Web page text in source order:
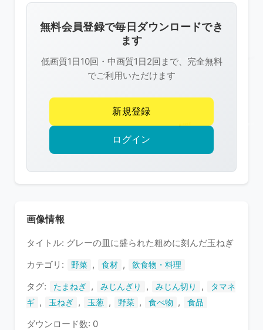
像
は
R-
FREE
作
権
護
い
ま
無料会員登録で毎日ダウンロードでき
ます
低画質1日10回・中画質1日2回まで、完全無料
でご利用いただけます
新規登録
ログイン
画像情報
タイトル: グレーの皿に盛られた粗めに刻んだ玉ねぎ
カテゴリ:
野菜 , 食材 , 飲食物・料理
タグ: たまねぎ , みじんぎり , みじん切り ,
タマネ
ギ , 玉ねぎ , 玉葱 , 野菜 , 食べ物 , 食品
ダウンロード数: 0